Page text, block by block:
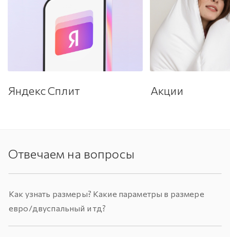
Яндекс Сплит Акции
Отвечаем на вопросы
Как узнать размеры? Какие параметры в размере
евро/двуспальный и тд?